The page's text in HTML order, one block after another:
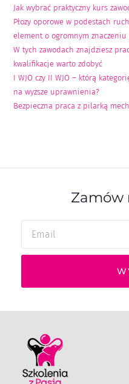
Jak wybrać praktyczny kurs
Płozy oporowe w podestach
element o ogromnym
W tych zawodach znajdziesz
kwalifikacje warto zdobyć
I WJO czy II WJO – którą
na wyższe uprawnienia?
Bezpieczna praca z pilarką
Zamów